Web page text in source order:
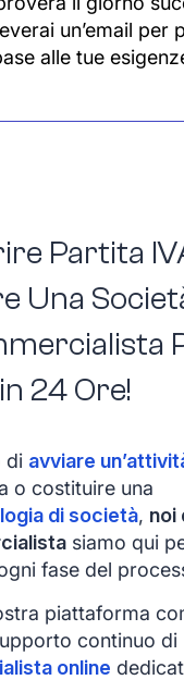
un’email per
alle tue
Partita
Una
24 Ore!
di avviare
o costituire una
di società, noi
siamo qui
fase del
piattaforma
continuo di
online